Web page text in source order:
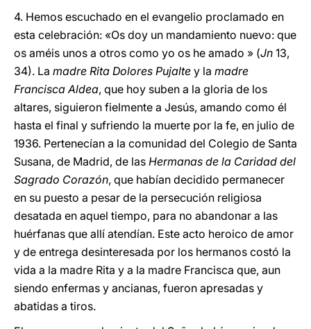
4. Hemos escuchado en el evangelio proclamado en
esta celebración: «Os doy un mandamiento nuevo: que
os améis unos a otros como yo os he amado » (Jn 13,
34). La madre Rita Dolores Pujalte y la madre
Francisca Aldea, que hoy suben a la gloria de los
altares, siguieron fielmente a Jesús, amando como él
hasta el final y sufriendo la muerte por la fe, en julio de
1936. Pertenecían a la comunidad del Colegio de Santa
Susana, de Madrid, de las Hermanas de la Caridad del
Sagrado Corazón, que habían decidido permanecer
en su puesto a pesar de la persecución religiosa
desatada en aquel tiempo, para no abandonar a las
huérfanas que allí atendían. Este acto heroico de amor
y de entrega desinteresada por los hermanos costó la
vida a la madre Rita y a la madre Francisca que, aun
siendo enfermas y ancianas, fueron apresadas y
abatidas a tiros.